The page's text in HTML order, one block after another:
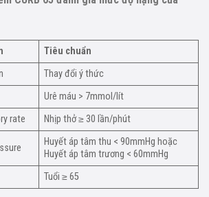
Tiêu chuẩn
Thay đổi ý thức
Urê máu > 7mmol/lít
rate Nhịp thở ≥ 30 lần/phút
Huyết áp tâm thu < 90mmHg hoặc
Huyết áp tâm trương < 60mmHg
Tuổi ≥ 65